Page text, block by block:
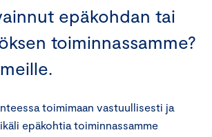
epäkohdan tai
toiminnassamme?
toimimaan vastuullisesti ja
epäkohtia toiminnassamme